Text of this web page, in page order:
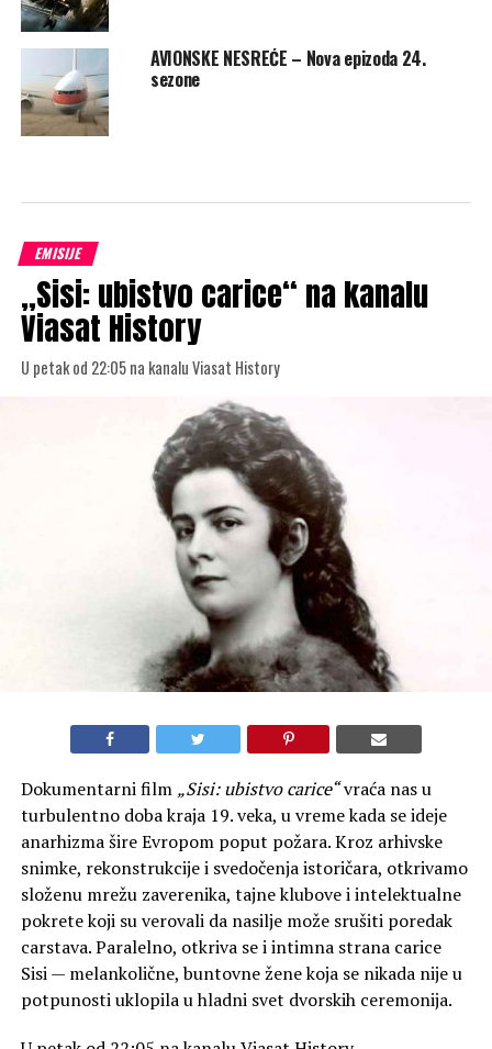
AVIONSKE NESREĆE – Nova epizoda 24.
sezone
EMISIJE
„Sisi: ubistvo carice“ na kanalu
Viasat History
U petak od 22:05 na kanalu Viasat History
Dokumentarni film „Sisi: ubistvo carice“vraća nas u
turbulentno doba kraja 19. veka, u vreme kada se ideje
anarhizma šire Evropom poput požara. Kroz arhivske
snimke, rekonstrukcije i svedočenja istoričara, otkrivamo
složenu mrežu zaverenika, tajne klubove i intelektualne
pokrete koji su verovali da nasilje može srušiti poredak
carstava. Paralelno, otkriva se i intimna strana carice
Sisi — melankolične, buntovne žene koja se nikada nije u
potpunosti uklopila u hladni svet dvorskih ceremonija.